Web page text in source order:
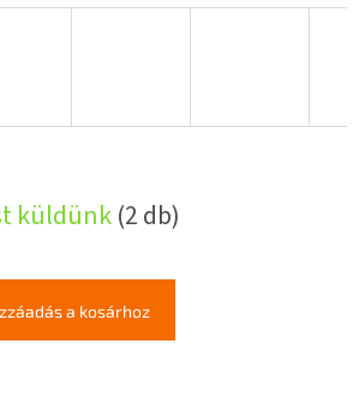
küldünk(2 db)
a kosárhoz